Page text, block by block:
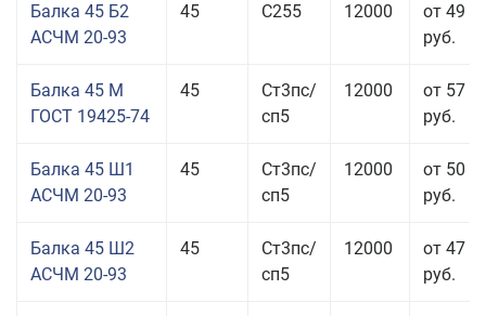
Балка 45 Б2
АСЧМ 20-93
45 С255 12000
от 49
руб.
Балка 45 М
ГОСТ 19425-74
45
Ст3пс/
сп5
12000
от 57
руб.
Балка 45 Ш1
АСЧМ 20-93
45
Ст3пс/
сп5
12000
от 50
руб.
Балка 45 Ш2
АСЧМ 20-93
45
Ст3пс/
сп5
12000
от 47
руб.